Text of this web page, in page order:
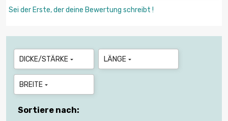
Sei der Erste, der deine Bewertung schreibt !
DICKE/STÄRKE  LÄNGE 
BREITE 
Sortiere nach: